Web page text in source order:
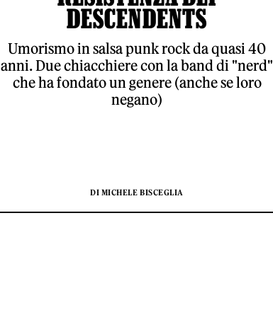
DESCENDENTS
Umorismo in salsa punk rock da quasi 40
anni. Due chiacchiere con la band di "nerd"
che ha fondato un genere (anche se loro
negano)
DI MICHELE BISCEGLIA